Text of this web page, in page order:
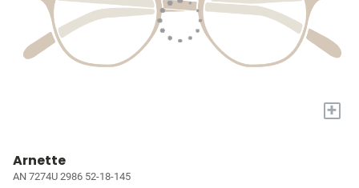
+
Arnette
AN 7274U 2986 52-18-145